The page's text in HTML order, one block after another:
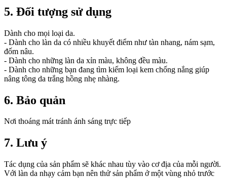
5. Đối tượng sử dụng
Dành cho mọi loại da.
- Dành cho làn da có nhiều khuyết điểm như tàn nhang, nám sạm,
đốm nâu.
- Dành cho những làn da xỉn màu, không đều màu.
- Dành cho những bạn đang tìm kiếm loại kem chống nắng giúp
nâng tông da trắng hồng nhẹ nhàng.
6. Bảo quản
Nơi thoáng mát tránh ánh sáng trực tiếp
7. Lưu ý
Tác dụng của sản phẩm sẽ khác nhau tùy vào cơ địa của mỗi người.
Với làn da nhạy cảm bạn nên thử sản phẩm ở một vùng nhỏ trước